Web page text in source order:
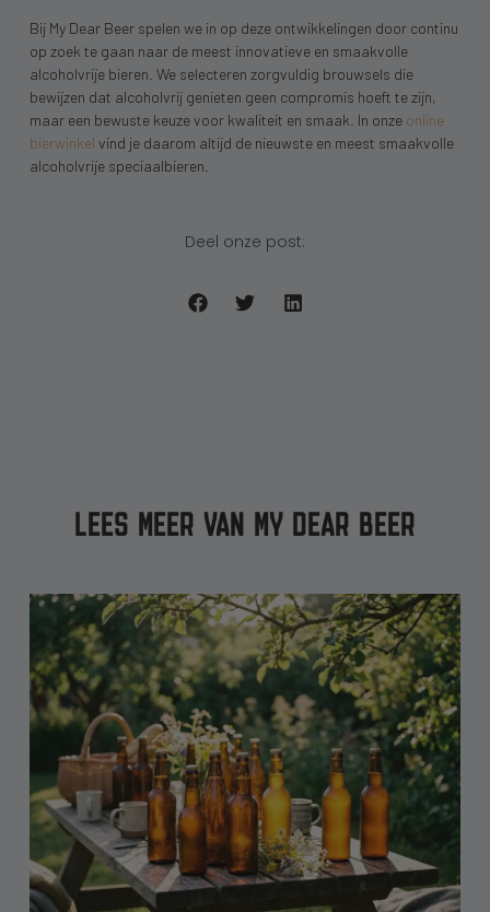
Bij My Dear Beer spelen we in op deze ontwikkelingen door continu
op zoek te gaan naar de meest innovatieve en smaakvolle
alcoholvrije bieren. We selecteren zorgvuldig brouwsels die
bewijzen dat alcoholvrij genieten geen compromis hoeft te zijn,
maar een bewuste keuze voor kwaliteit en smaak. In onze online
bierwinkel vind je daarom altijd de nieuwste en meest smaakvolle
alcoholvrije speciaalbieren.
Deel onze post:
LEES MEER VAN MY DEAR BEER